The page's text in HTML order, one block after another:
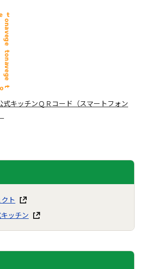
式キッチンＱＲコード（スマートフォン
ト
ッチン